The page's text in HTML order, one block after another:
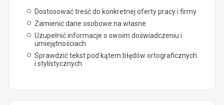
Dostosować treść do konkretnej oferty pracy i firmy
Zamienić dane osobowe na własne
Uzupełnić informacje o swoim doświadczeniu i
umiejętnościach
Sprawdzić tekst pod kątem błędów ortograficznych
i stylistycznych